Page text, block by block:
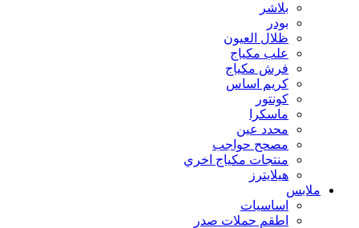
بلاشر
بودر
ظلال العيون
علب مكياج
فرش مكياج
كريم اساس
كونتور
ماسكرا
محدد عين
مصحح حواجب
منتجات مكياج اخري
هيلايترز
ملابس
اساسيات
اطقم حملات صدر